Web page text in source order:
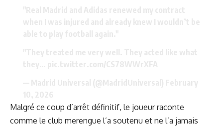
Malgré ce coup d’arrêt définitif, le joueur raconte
comme le club merengue l’a soutenu et ne l’a jamais